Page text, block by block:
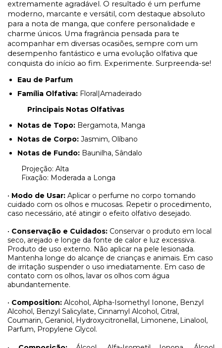
extremamente agradável. O resultado é um perfume
moderno, marcante e versátil, com destaque absoluto
para a nota de manga, que confere personalidade e
charme únicos. Uma fragrância pensada para te
acompanhar em diversas ocasiões, sempre com um
desempenho fantástico e uma evolução olfativa que
conquista do início ao fim. Experimente. Surpreenda-se!
Eau de Parfum
Família Olfativa: Floral|Amadeirado
Principais Notas Olfativas
Notas de Topo: Bergamota, Manga
Notas de Corpo: Jasmim, Olíbano
Notas de Fundo: Baunilha, Sândalo
Projeção: Alta
Fixação: Moderada a Longa
• Modo de Usar: Aplicar o perfume no corpo tomando
cuidado com os olhos e mucosas. Repetir o procedimento,
caso necessário, até atingir o efeito olfativo desejado.
• Conservação e Cuidados: Conservar o produto em local
seco, arejado e longe da fonte de calor e luz excessiva.
Produto de uso externo. Não aplicar na pele lesionada.
Mantenha longe do alcançe de crianças e animais. Em caso
de irritação suspender o uso imediatamente. Em caso de
contato com os olhos, lavar os olhos com água
abundantemente.
• Composition: Alcohol, Alpha-Isomethyl Ionone, Benzyl
Alcohol, Benzyl Salicylate, Cinnamyl Alcohol, Citral,
Coumarin, Geraniol, Hydroxycitronellal, Limonene, Linalool,
Parfum, Propylene Glycol.